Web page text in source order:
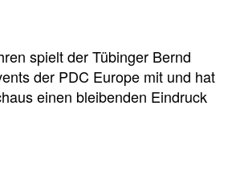
spielt der Tübinger Bernd
der PDC Europe mit und hat
einen bleibenden Eindruck